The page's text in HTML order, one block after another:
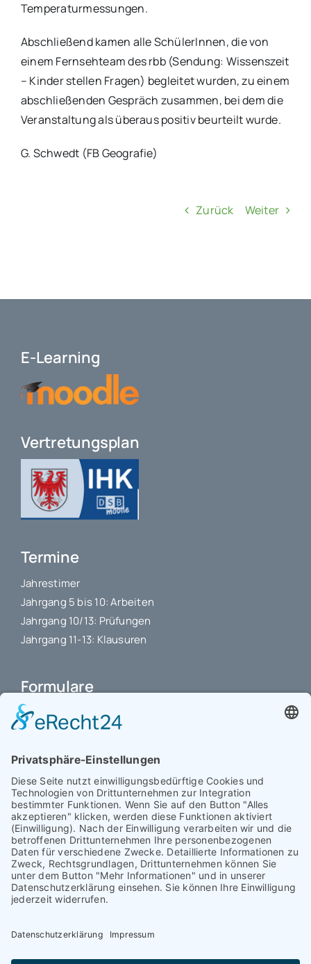
Temperaturmessungen.
Abschließend kamen alle SchülerInnen, die von
einem Fernsehteam des rbb (Sendung: Wissenszeit
– Kinder stellen Fragen) begleitet wurden, zu einem
abschließenden Gespräch zusammen, bei dem die
Veranstaltung als überaus positiv beurteilt wurde.
G. Schwedt (FB Geografie)
Zurück Weiter
E-Learning
Vertretungsplan
Termine
Jahrestimer
Jahrgang 5 bis 10: Arbeiten
Jahrgang 10/13: Prüfungen
Jahrgang 11-13: Klausuren
Formulare
Schulbuchkauf Schuljahr 2026-2027
Antrag auf Erstattung von Auslagen
Interner L-S-Beschwerdezettel
Antrag auf Freistellung vom Unterricht
Antrag für selbstständigen Heimweg bei Unwohlsein
(ab Jg. 9)
Antrag 10GL Pausenregelung
Datenschutz-Information
IT-Nutzungsvereinbarung
Schülerbetriebspraktikum Jg. 8-10